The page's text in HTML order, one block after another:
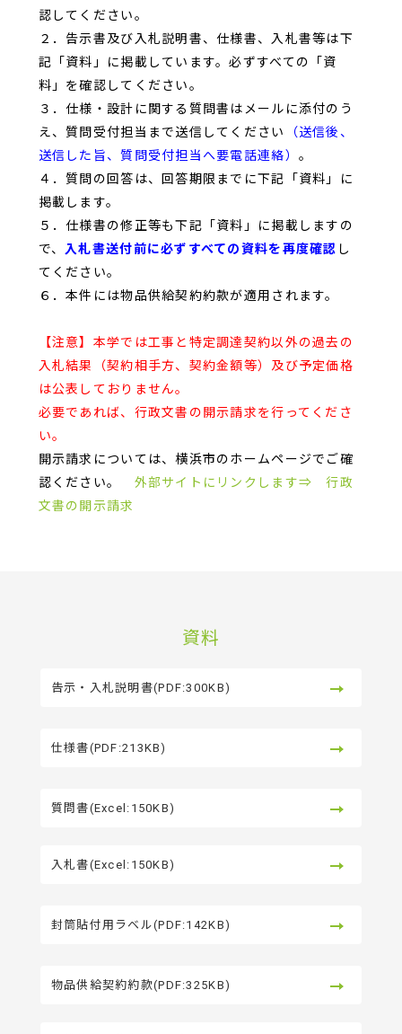
認してください。
２．告示書及び入札説明書、仕様書、入札書等は下
記「資料」に掲載しています。必ずすべての「資
料」を確認してください。
３．仕様・設計に関する質問書はメールに添付のう
え、質問受付担当まで送信してください
（送信後、
送信した旨、質問受付担当へ要電話連絡） 。
４．質問の回答は、回答期限までに下記「資料」に
掲載します。
５．仕様書の修正等も下記「資料」に掲載しますの
で、
入札書送付前に必ずすべての資料を再度確認 し
てください。
６．本件には物品供給契約約款が適用されます。
【注意】本学では工事と特定調達契約以外の過去の
入札結果（契約相手方、契約金額等）及び予定価格
は公表しておりません。
必要であれば、行政文書の開示請求を行ってくださ
い。
開示請求については、横浜市のホームページでご確
認ください。
外部サイトにリンクします⇒ 行政
文書の開示請求
資料
告示・入札説明書(PDF:300KB)
仕様書(PDF:213KB)
質問書(Excel:150KB)
入札書(Excel:150KB)
封筒貼付用ラベル(PDF:142KB)
物品供給契約約款(PDF:325KB)